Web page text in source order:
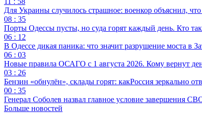
Для Украины случилось страшное: военкор объяснил,
08 : 35
Порты Одессы пусты, но суда горят каждый день. Кто
06 : 12
В Одессе дикая паника: что значит разрушение моста в
06 : 03
Новые правила ОСАГО с 1 августа 2026. Кому вернут
03 : 26
Бензин «обнулён», склады горят: какРоссия зеркально
00 : 35
Генерал Соболев назвал главное условие завершения
Больше новостей